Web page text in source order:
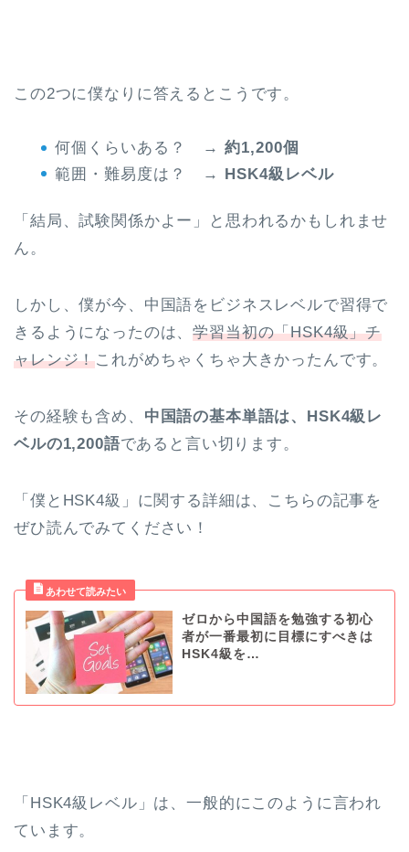
この2つに僕なりに答えるとこうです。
何個くらいある？ → 約1,200個
範囲・難易度は？ → HSK4級レベル
「結局、試験関係かよー」と思われるかもしれませ
ん。
しかし、僕が今、中国語をビジネスレベルで習得で
きるようになったのは、学習当初の「HSK4級」チ
ャレンジ！これがめちゃくちゃ大きかったんです。
その経験も含め、 中国語の基本単語は、HSK4級レ
ベルの1,200語であると言い切ります。
「僕とHSK4級」に関する詳細は、こちらの記事を
ぜひ読んでみてください！
ゼロから中国語を勉強する初心
者が一番最初に目標にすべきは
HSK4級を…
「HSK4級レベル」は、一般的にこのように言われ
ています。